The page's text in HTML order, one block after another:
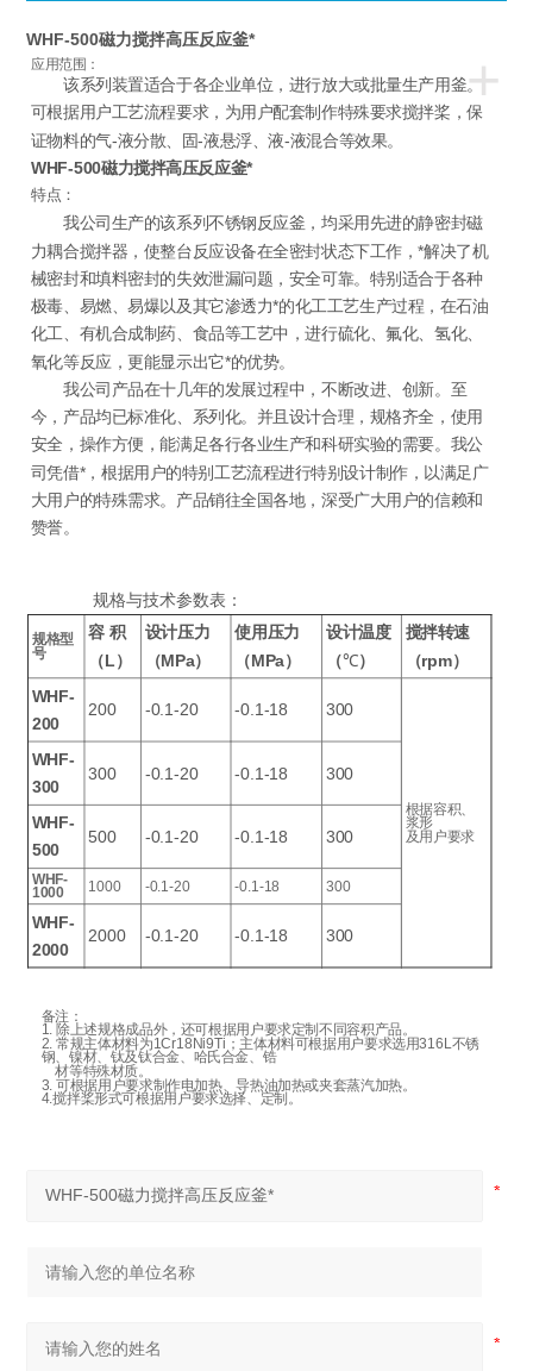
WHF-500磁力搅拌高压反应釜*
+
应用范围：
该系列装置适合于各企业单位，进行放大或批量生产用釜。
可根据用户工艺流程要求，为用户配套制作特殊要求搅拌桨，保
证物料的气-液分散、固-液悬浮、液-液混合等效果。
WHF-500磁力搅拌高压反应釜*
特点：
我公司生产的该系列不锈钢反应釜，均采用先进的静密封磁
力耦合搅拌器，使整台反应设备在全密封状态下工作，*解决了机
械密封和填料密封的失效泄漏问题，安全可靠。特别适合于各种
极毒、易燃、易爆以及其它渗透力*的化工工艺生产过程，在石油
化工、有机合成制药、食品等工艺中，进行硫化、氟化、氢化、
氧化等反应，更能显示出它*的优势。
我公司产品在十几年的发展过程中，不断改进、创新。至
今，产品均已标准化、系列化。并且设计合理，规格齐全，使用
安全，操作方便，能满足各行各业生产和科研实验的需要。我公
司凭借*，根据用户的特别工艺流程进行特别设计制作，以满足广
大用户的特殊需求。产品销往全国各地，深受广大用户的信赖和
赞誉。
规格与技术参数表：
规格型
号
容 积
（L）
设计压力
（MPa）
使用压力
（MPa）
设计温度
（℃）
搅拌转速
（rpm）
WHF-
200
200 -0.1-20 -0.1-18 300
根据容积、
浆形
及用户要求
WHF-
300
300 -0.1-20 -0.1-18 300
WHF-
500
500 -0.1-20 -0.1-18 300
WHF-
1000 1000 -0.1-20 -0.1-18 300
WHF-
2000
2000 -0.1-20 -0.1-18 300
备注：
1. 除上述规格成品外，还可根据用户要求定制不同容积产品。
2. 常规主体材料为1Cr18Ni9Ti；主体材料可根据用户要求选用316L不锈
钢、镍材、钛及钛合金、哈氏合金、锆
材等特殊材质。
3. 可根据用户要求制作电加热、导热油加热或夹套蒸汽加热。
4.搅拌桨形式可根据用户要求选择、定制。